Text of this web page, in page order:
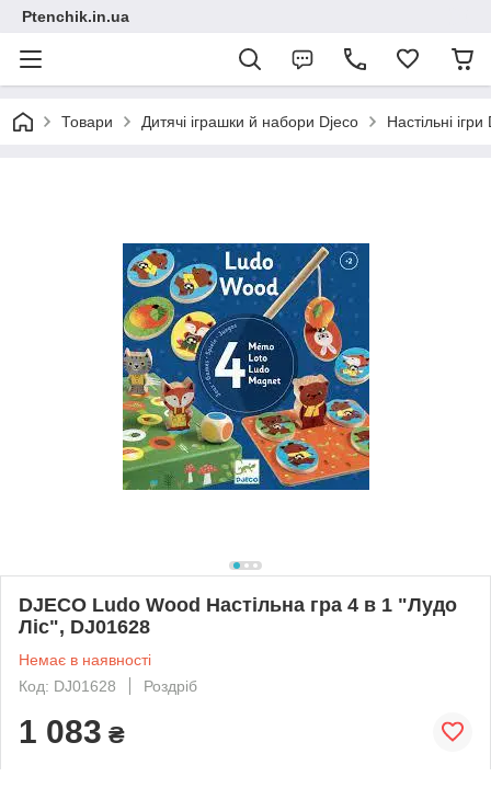
Ptenchik.in.ua
Товари Дитячі іграшки й набори Djeco Настільні
DJECO Ludo Wood Настільна гра 4 в 1 "Лудо
Ліс", DJ01628
Немає в наявності
Код: DJ01628
Роздріб
1 083 ₴